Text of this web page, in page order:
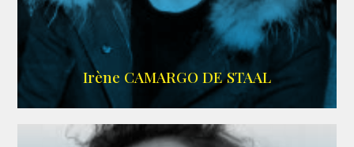
ALLOCINE
Irène CAMARGO DE STAAL